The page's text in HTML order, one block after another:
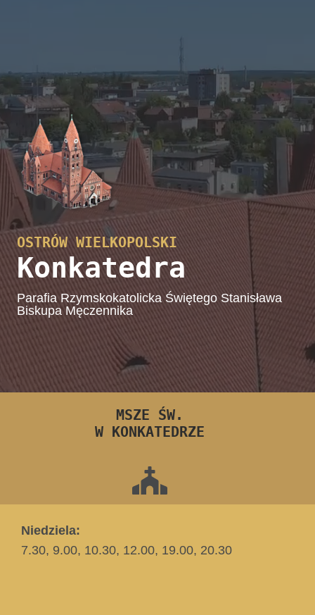
OSTRÓW WIELKOPOLSKI
Konkatedra
Parafia Rzymskokatolicka Świętego Stanisława
Biskupa Męczennika
MSZE ŚW.
W KONKATEDRZE
Niedziela:
7.30, 9.00, 10.30, 12.00, 19.00, 20.30